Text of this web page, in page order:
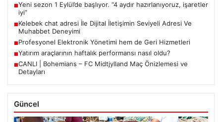
■Yeni sezon 1 Eylül’de başlıyor. “4 aydır hazırlanıyoruz, işaretler
iyi”
■Kelebek chat adresi İle Dijital İletişimin Seviyeli Adresi Ve
Muhabbet Deneyimi
■Profesyonel Elektronik Yönetimi hem de Geri Hizmetleri
■Yatırım araçlarının haftalık performansı nasıl oldu?
■CANLI | Bohemians – FC Midtjylland Maç Önizlemesi ve
Detayları
Güncel